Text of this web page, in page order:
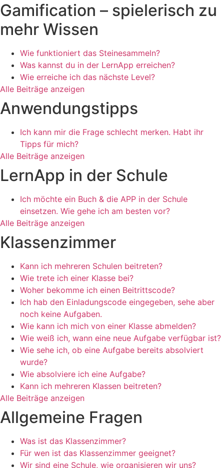
Gamification – spielerisch zu
mehr Wissen
Wie funktioniert das Steinesammeln?
Was kannst du in der LernApp erreichen?
Wie erreiche ich das nächste Level?
Alle Beiträge anzeigen
Anwendungstipps
Ich kann mir die Frage schlecht merken. Habt ihr
Tipps für mich?
Alle Beiträge anzeigen
LernApp in der Schule
Ich möchte ein Buch & die APP in der Schule
einsetzen. Wie gehe ich am besten vor?
Alle Beiträge anzeigen
Klassenzimmer
Kann ich mehreren Schulen beitreten?
Wie trete ich einer Klasse bei?
Woher bekomme ich einen Beitrittscode?
Ich hab den Einladungscode eingegeben, sehe aber
noch keine Aufgaben.
Wie kann ich mich von einer Klasse abmelden?
Wie weiß ich, wann eine neue Aufgabe verfügbar ist?
Wie sehe ich, ob eine Aufgabe bereits absolviert
wurde?
Wie absolviere ich eine Aufgabe?
Kann ich mehreren Klassen beitreten?
Alle Beiträge anzeigen
Allgemeine Fragen
Was ist das Klassenzimmer?
Für wen ist das Klassenzimmer geeignet?
Wir sind eine Schule, wie organisieren wir uns?